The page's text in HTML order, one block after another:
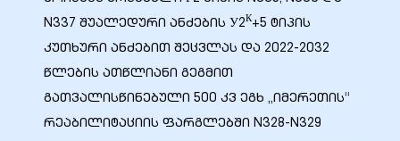
N337 შუალედური ანძების У2К+5 ტიპის
კუთხური ანძებით შეცვლას და 2022-2032
წლების ათწლიანი გეგმით
გათვალისწინებული 500 კვ ეგხ „იმერეთის“
რეაბილიტაციის ფარგლებში N328-N329